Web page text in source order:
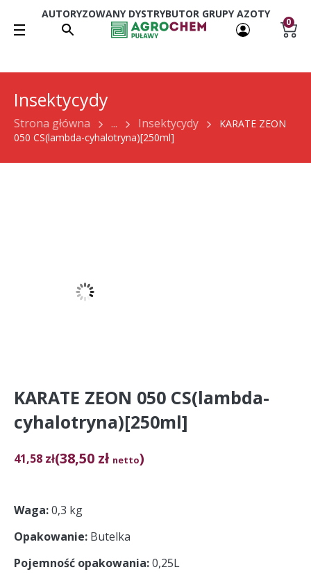
AUTORYZOWANY DYSTRYBUTOR GRUPY AZOTY
0
Insektycydy
Strona główna ... Insektycydy
KARATE ZEON
050 CS(lambda-cyhalotryna)[250ml]
KARATE ZEON 050 CS(lambda-
cyhalotryna)[250ml]
41,58 zł(38,50 zł netto)
Waga 0,3 kg
Opakowanie Butelka
Pojemność opakowania 0,25L